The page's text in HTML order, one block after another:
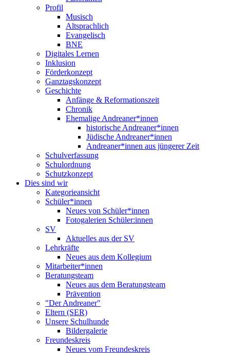
Profil
Musisch
Altsprachlich
Evangelisch
BNE
Digitales Lernen
Inklusion
Förderkonzept
Ganztagskonzept
Geschichte
Anfänge & Reformationszeit
Chronik
Ehemalige Andreaner*innen
historische Andreaner*innen
Jüdische Andreaner*innen
Andreaner*innen aus jüngerer Zeit
Schulverfassung
Schulordnung
Schutzkonzept
Dies sind wir
Kategorieansicht
Schüler*innen
Neues von Schüler*innen
Fotogalerien Schüler:innen
SV
Aktuelles aus der SV
Lehrkräfte
Neues aus dem Kollegium
Mitarbeiter*innen
Beratungsteam
Neues aus dem Beratungsteam
Prävention
"Der Andreaner"
Eltern (SER)
Unsere Schulhunde
Bildergalerie
Freundeskreis
Neues vom Freundeskreis